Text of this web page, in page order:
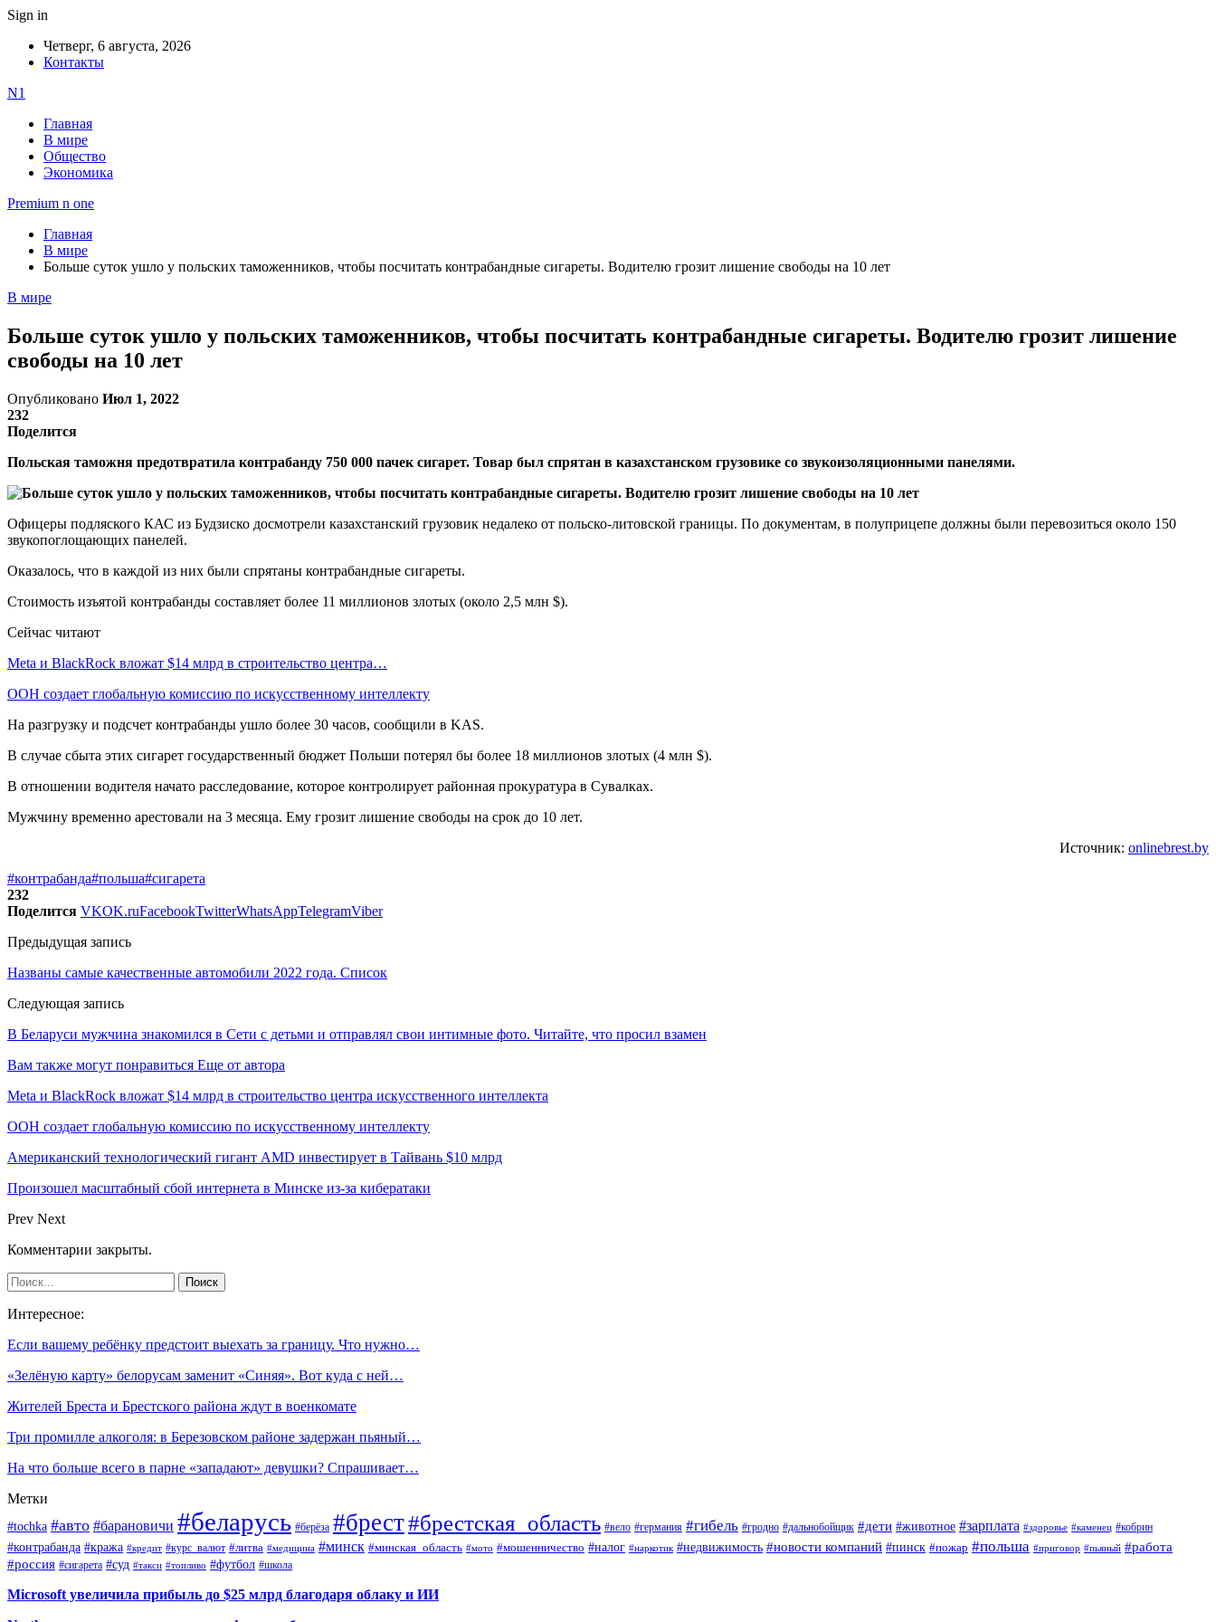
Sign in
Четверг, 6 августа, 2026
Контакты
N1
Главная
В мире
Общество
Экономика
Premium n one
Главная
В мире
Больше суток ушло у польских таможенников, чтобы посчитать контрабандные сигареты. Водителю грозит лишение свободы на 10 лет
В мире
Больше суток ушло у польских таможенников, чтобы посчитать контрабандные сигареты. Водителю грозит лишение
свободы на 10 лет
Опубликовано Июл 1, 2022
232
Поделится
Польская таможня предотвратила контрабанду 750 000 пачек сигарет. Товар был спрятан в казахстанском грузовике со звукоизоляционными панелями.
Офицеры подляского КАС из Будзиско досмотрели казахстанский грузовик недалеко от польско-литовской границы. По документам, в полуприцепе должны были перевозиться около 150
звукопоглощающих панелей.
Оказалось, что в каждой из них были спрятаны контрабандные сигареты.
Стоимость изъятой контрабанды составляет более 11 миллионов злотых (около 2,5 млн $).
Сейчас читают
Meta и BlackRock вложат $14 млрд в строительство центра…
ООН создает глобальную комиссию по искусственному интеллекту
На разгрузку и подсчет контрабанды ушло более 30 часов, сообщили в KAS.
В случае сбыта этих сигарет государственный бюджет Польши потерял бы более 18 миллионов злотых (4 млн $).
В отношении водителя начато расследование, которое контролирует районная прокуратура в Сувалках.
Мужчину временно арестовали на 3 месяца. Ему грозит лишение свободы на срок до 10 лет.
Источник: onlinebrest.by
#контрабанда#польша#сигарета
232
Поделится VKOK.ruFacebookTwitterWhatsAppTelegramViber
Предыдущая запись
Названы самые качественные автомобили 2022 года. Список
Следующая запись
В Беларуси мужчина знакомился в Сети с детьми и отправлял свои интимные фото. Читайте, что просил взамен
Вам также могут понравиться Еще от автора
Meta и BlackRock вложат $14 млрд в строительство центра искусственного интеллекта
ООН создает глобальную комиссию по искусственному интеллекту
Американский технологический гигант AMD инвестирует в Тайвань $10 млрд
Произошел масштабный сбой интернета в Минске из-за кибератаки
Prev Next
Комментарии закрыты.
Интересное:
Если вашему ребёнку предстоит выехать за границу. Что нужно…
«Зелёную карту» белорусам заменит «Синяя». Вот куда с ней…
Жителей Бреста и Брестского района ждут в военкомате
Три промилле алкоголя: в Березовском районе задержан пьяный…
На что больше всего в парне «западают» девушки? Спрашивает…
Метки
#tochka #авто #барановичи #беларусь #берёза #брест#брестская_область #вело #германия #гибель #гродно #дальнобойщик #дети #животное #зарплата #здоровье #каменец #кобрин
#контрабанда #кража #кредит #курс_валют #литва #медицина #минск #минская_область #мото #мошенничество #налог #наркотик #недвижимость #новости компаний #пинск #пожар #польша #приговор #пьяный #работа
#россия #сигарета #суд #такси #топливо #футбол #школа
Microsoft увеличила прибыль до $25 млрд благодаря облаку и ИИ